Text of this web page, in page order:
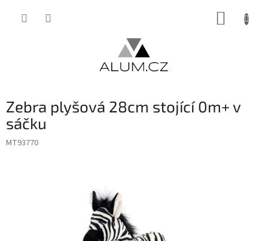
Zebra plyšová 28cm stojící 0m+ v
sáčku
MT93770